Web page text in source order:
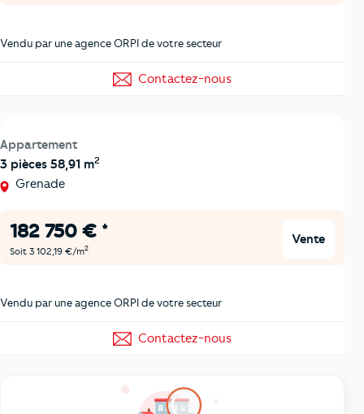
Vendu par une agence ORPI de votre secteur
Contactez-nous
Appartement
3 pièces 58,91 m2
Grenade
182 750 € *
Soit 3 102,19 €/m2
Vente
Vendu par une agence ORPI de votre secteur
Contactez-nous